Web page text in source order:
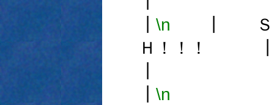
\n ┃ ＳＭＡ
Ｈ！！！
\n